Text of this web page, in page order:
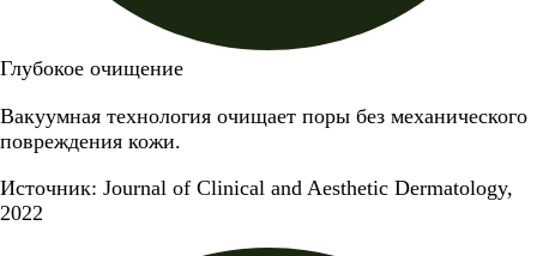
Глубокое очищение
Вакуумная технология очищает поры без механического
повреждения кожи.
Источник: Journal of Clinical and Aesthetic Dermatology,
2022